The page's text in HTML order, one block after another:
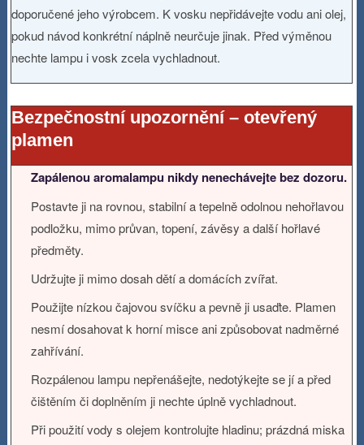
doporučené jeho výrobcem. K vosku nepřidávejte vodu ani olej,
pokud návod konkrétní náplně neurčuje jinak. Před výměnou
nechte lampu i vosk zcela vychladnout.
Bezpečnostní upozornění – otevřený
plamen
Zapálenou aromalampu nikdy nenechávejte bez dozoru.
Postavte ji na rovnou, stabilní a tepelně odolnou nehořlavou
podložku, mimo průvan, topení, závěsy a další hořlavé
předměty.
Udržujte ji mimo dosah dětí a domácích zvířat.
Použijte nízkou čajovou svíčku a pevně ji usaďte. Plamen
nesmí dosahovat k horní misce ani způsobovat nadměrné
zahřívání.
Rozpálenou lampu nepřenášejte, nedotýkejte se jí a před
čištěním či doplněním ji nechte úplně vychladnout.
Při použití vody s olejem kontrolujte hladinu; prázdná miska